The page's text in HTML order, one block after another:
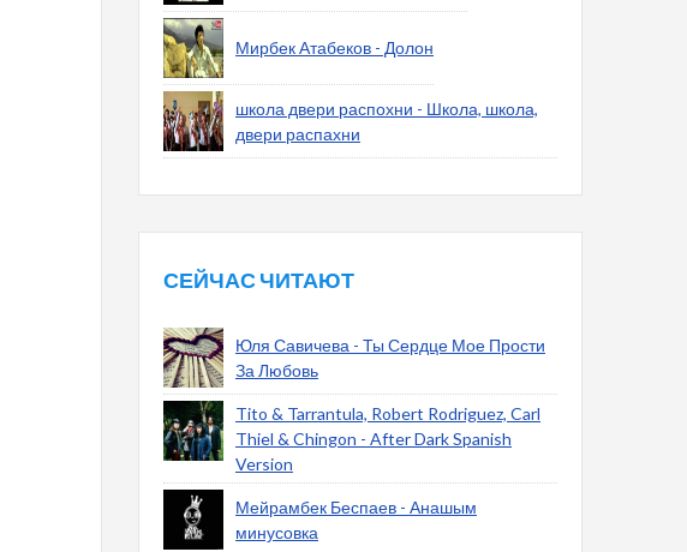
Мирбек Атабеков - Долон
школа двери распохни - Школа, школа,
двери распахни
СЕЙЧАС ЧИТАЮТ
Юля Савичева - Ты Сердце Мое Прости
За Любовь
Tito & Tarrantula, Robert Rodriguez, Carl
Thiel & Chingon - After Dark Spanish
Version
Мейрамбек Беспаев - Анашым
минусовка